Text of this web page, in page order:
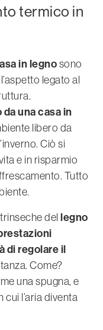
termico in
in legno sono
legato al
una casa in
libero da
Ciò si
e in risparmio
Tutto
dellegno
di regolare il
Come?
una spugna, e
l’aria diventa